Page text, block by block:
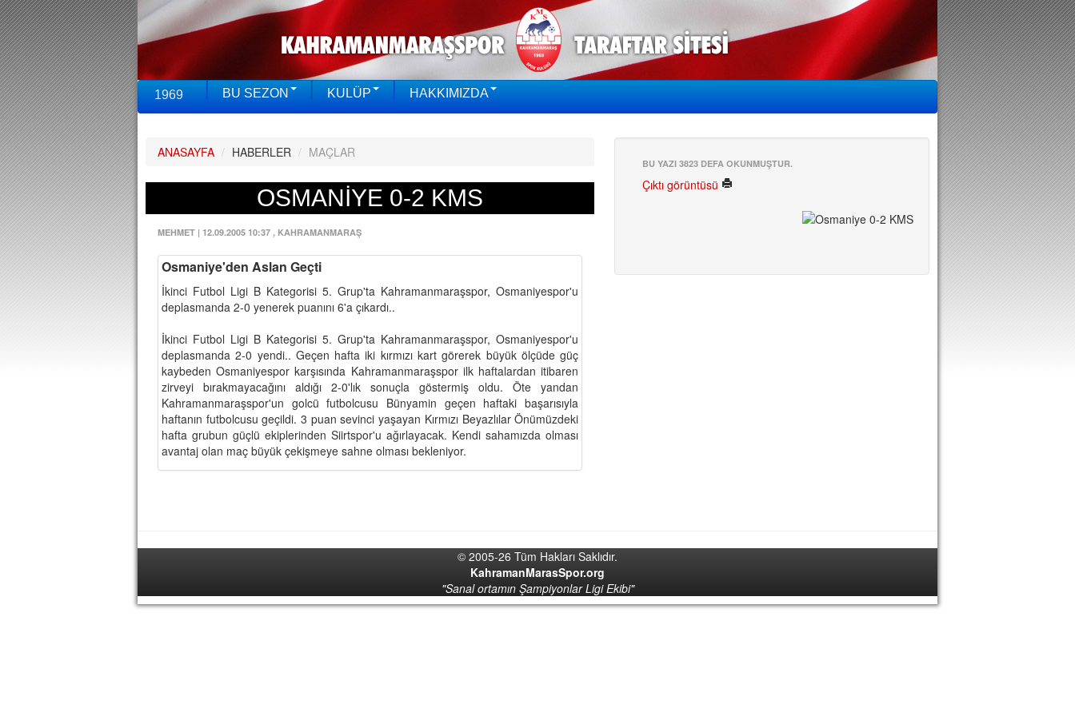
1969 BU SEZON KULÜP HAKKIMIZDA
ANASAYFA / HABERLER / MAÇLAR
OSMANİYE 0-2 KMS
MEHMET | 12.09.2005 10:37 , KAHRAMANMARAŞ
Osmaniye'den Aslan Geçti
İkinci Futbol Ligi B Kategorisi 5. Grup'ta Kahramanmaraşspor, Osmaniyespor'u
deplasmanda 2-0 yenerek puanını 6'a çıkardı..
İkinci Futbol Ligi B Kategorisi 5. Grup'ta Kahramanmaraşspor, Osmaniyespor'u
deplasmanda 2-0 yendi.. Geçen hafta iki kırmızı kart görerek büyük ölçüde güç
kaybeden Osmaniyespor karşısında Kahramanmaraşspor ilk haftalardan itibaren
zirveyi bırakmayacağını aldığı 2-0'lık sonuçla göstermiş oldu. Öte yandan
Kahramanmaraşspor'un golcü futbolcusu Bünyamin geçen haftaki başarısıyla
haftanın futbolcusu geçildi. 3 puan sevinci yaşayan Kırmızı Beyazlılar Önümüzdeki
hafta grubun güçlü ekiplerinden Siirtspor'u ağırlayacak. Kendi sahamızda olması
avantaj olan maç büyük çekişmeye sahne olması bekleniyor.
BU YAZI 3823 DEFA OKUNMUŞTUR.
Çıktı görüntüsü
© 2005-26 Tüm Hakları Saklıdır.
KahramanMarasSpor.org
"Sanal ortamın Şampiyonlar Ligi Ekibi"